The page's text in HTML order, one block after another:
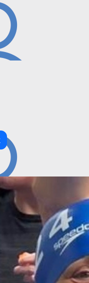
wilde ik je
Zet m op succes
Van Berkel
om bij te
groet, Familie van
Groten).